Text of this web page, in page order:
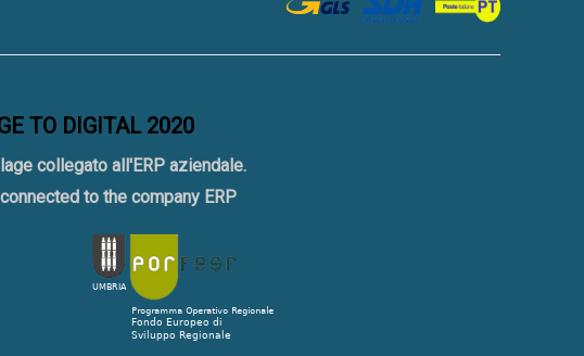
TO DIGITAL 2020
collegato all'ERP aziendale.
to the company ERP